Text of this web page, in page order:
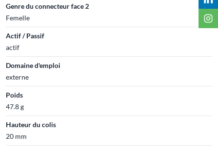
Genre du connecteur face 2
Femelle
Actif / Passif
actif
Domaine d'emploi
externe
Poids
47.8 g
Hauteur du colis
20 mm